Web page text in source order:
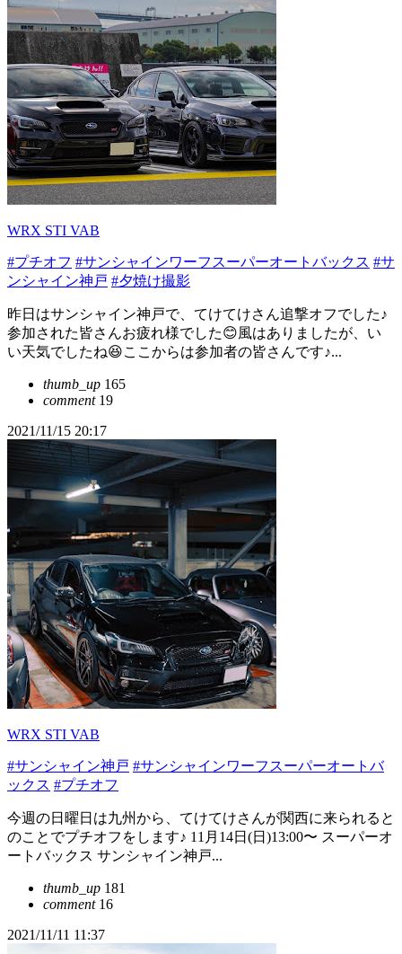
WRX STI VAB
#プチオフ #サンシャインワーフスーパーオートバックス #サ
ンシャイン神戸 #夕焼け撮影
昨日はサンシャイン神戸で、てけてけさん追撃オフでした♪
参加された皆さんお疲れ様でした😊風はありましたが、い
い天気でしたね😆ここからは参加者の皆さんです♪...
thumb_up 165
comment19
2021/11/15 20:17
WRX STI VAB
#サンシャイン神戸 #サンシャインワーフスーパーオートバ
ックス #プチオフ
今週の日曜日は九州から、てけてけさんが関西に来られると
のことでプチオフをします♪ 11月14日(日)13:00〜 スーパーオ
ートバックス サンシャイン神戸...
thumb_up 181
comment16
2021/11/11 11:37